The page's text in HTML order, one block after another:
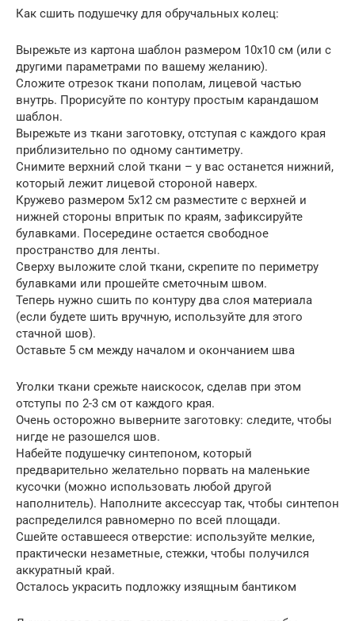
Как сшить подушечку для обручальных колец:
Вырежьте из картона шаблон размером 10х10 см (или с
другими параметрами по вашему желанию).
Сложите отрезок ткани пополам, лицевой частью
внутрь. Прорисуйте по контуру простым карандашом
шаблон.
Вырежьте из ткани заготовку, отступая с каждого края
приблизительно по одному сантиметру.
Снимите верхний слой ткани – у вас останется нижний,
который лежит лицевой стороной наверх.
Кружево размером 5х12 см разместите с верхней и
нижней стороны впритык по краям, зафиксируйте
булавками. Посередине остается свободное
пространство для ленты.
Сверху выложите слой ткани, скрепите по периметру
булавками или прошейте сметочным швом.
Теперь нужно сшить по контуру два слоя материала
(если будете шить вручную, используйте для этого
стачной шов).
Оставьте 5 см между началом и окончанием шва
Уголки ткани срежьте наискосок, сделав при этом
отступы по 2-3 см от каждого края.
Очень осторожно выверните заготовку: следите, чтобы
нигде не разошелся шов.
Набейте подушечку синтепоном, который
предварительно желательно порвать на маленькие
кусочки (можно использовать любой другой
наполнитель). Наполните аксессуар так, чтобы синтепон
распределился равномерно по всей площади.
Сшейте оставшееся отверстие: используйте мелкие,
практически незаметные, стежки, чтобы получился
аккуратный край.
Осталось украсить подложку изящным бантиком